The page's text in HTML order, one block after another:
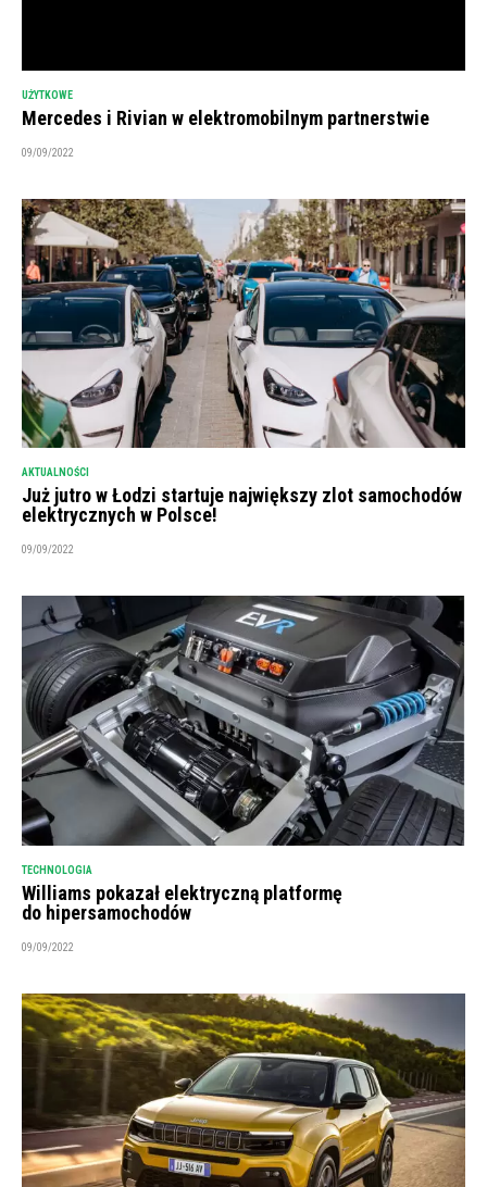
UŻYTKOWE
Mercedes i Rivian w elektromobilnym partnerstwie
09/09/2022
AKTUALNOŚCI
Już jutro w Łodzi startuje największy zlot samochodów
elektrycznych w Polsce!
09/09/2022
TECHNOLOGIA
Williams pokazał elektryczną platformę
do hipersamochodów
09/09/2022